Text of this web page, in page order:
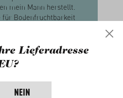
mein Mann herstellt.
für Bodenfruchtbarkeit
Lieferadresse
NEIN